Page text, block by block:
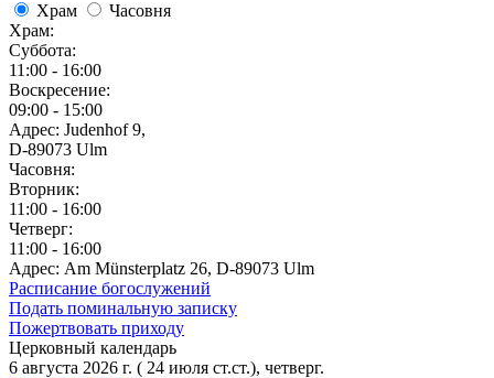
Храм
Часовня
Храм:
Суббота:
11:00 - 16:00
Воскресение:
09:00 - 15:00
Адрес: Judenhof 9,
D-89073 Ulm
Часовня:
Вторник:
11:00 - 16:00
Четверг:
11:00 - 16:00
Адрес: Am Münsterplatz 26, D-89073 Ulm
Расписание богослужений
Подать поминальную записку
Пожертвовать приходу
Церковный календарь
6 августа 2026 г. ( 24 июля ст.ст.), четверг.